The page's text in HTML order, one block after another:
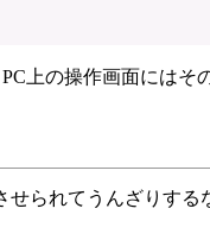
上の操作画面にはそ
せられてうんざりする